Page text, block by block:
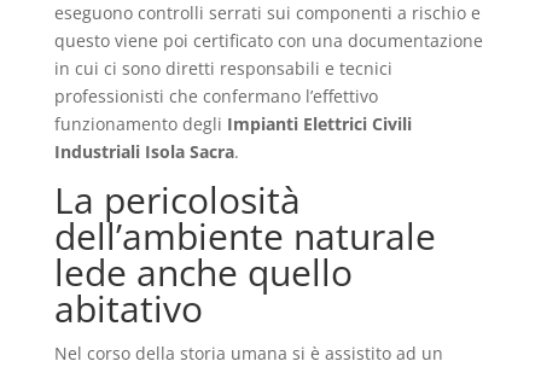
eseguono controlli serrati sui componenti a rischio e
questo viene poi certificato con una documentazione
in cui ci sono diretti responsabili e tecnici
professionisti che confermano l’effettivo
funzionamento degli Impianti Elettrici Civili
Industriali Isola Sacra.
La pericolosità
dell’ambiente naturale
lede anche quello
abitativo
Nel corso della storia umana si è assistito ad un